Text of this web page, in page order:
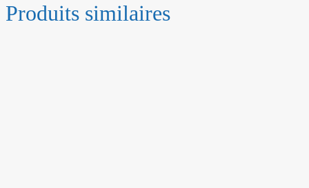
Produits similaires